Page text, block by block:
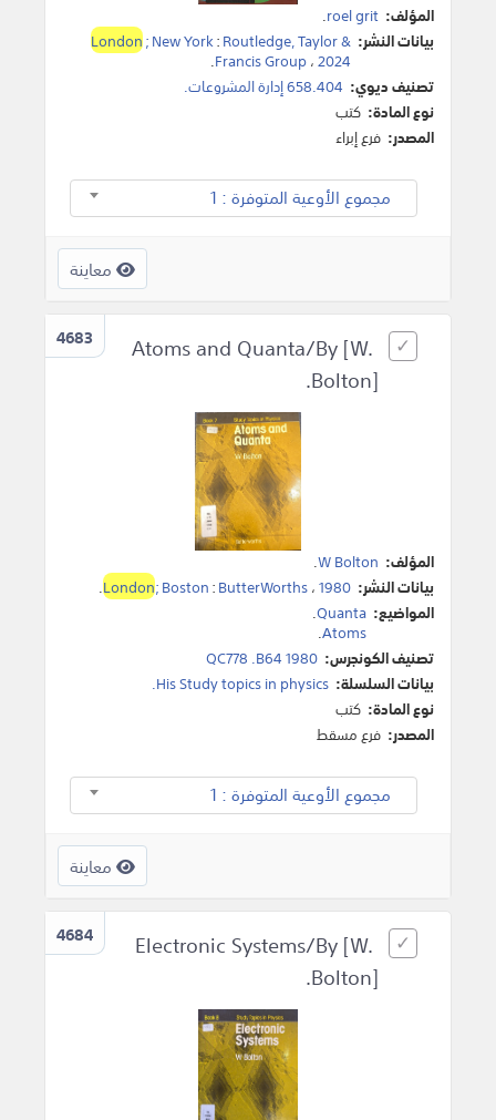
المؤلف: roel grit
.
بيانات النشر:
London; New York:Routledge, Taylor &
Francis Group،2024
.
تصنيف ديوي: 658.404 إدارة المشروعات.
نوع المادة: كتب
المصدر: فرع إبراء
مجموع الأوعية المتوفرة : 1
معاينة
4683
Atoms and Quanta/By [W.
Bolton].
المؤلف: W Bolton
.
بيانات النشر:
London; Boston:ButterWorths،1980
.
المواضيع: Quanta
.
Atoms
.
تصنيف الكونجرس: QC778 .B64 1980
بيانات السلسلة: His Study topics in physics.
نوع المادة: كتب
المصدر: فرع مسقط
مجموع الأوعية المتوفرة : 1
معاينة
4684
Electronic Systems/By [W.
Bolton].